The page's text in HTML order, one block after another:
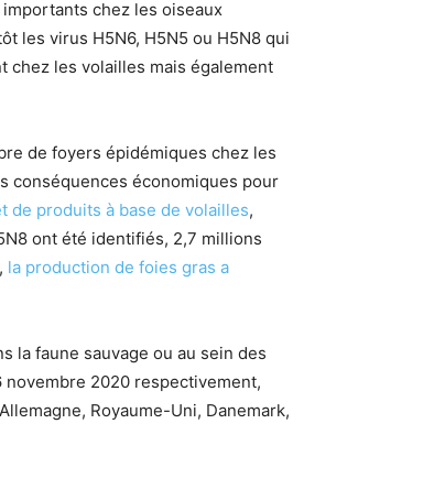
importants chez les oiseaux
les virus H5N6, H5N5 ou H5N8 qui
chez les volailles mais également
de foyers épidémiques chez les
conséquences économiques pour
de produits à base de volailles,
ont été identifiés, 2,7 millions
la production de foies gras a
la faune sauvage ou au sein des
novembre 2020 respectivement,
Royaume-Uni, Danemark,